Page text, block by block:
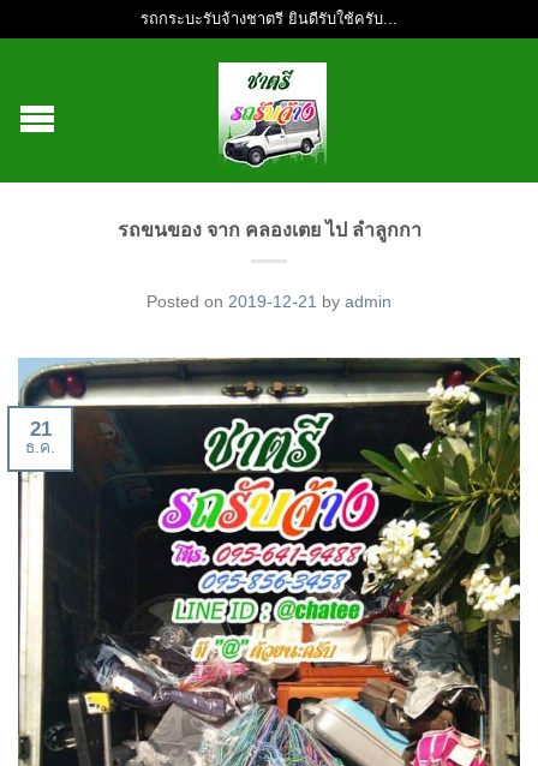
รถกระบะรับจ้างชาตรี ยินดีรับใช้ครับ...
รถขนของ จาก คลองเตย ไป ลำลูกกา
Posted on 2019-12-21 by admin
21
ธ.ค.